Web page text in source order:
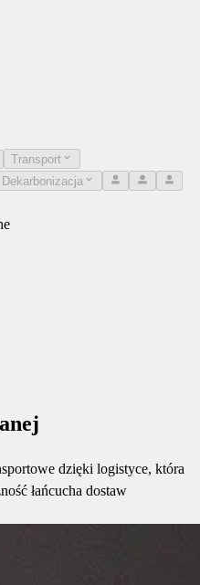
Transport
Dekarbonizacja
dzięki logistyce, która
łańcucha dostaw